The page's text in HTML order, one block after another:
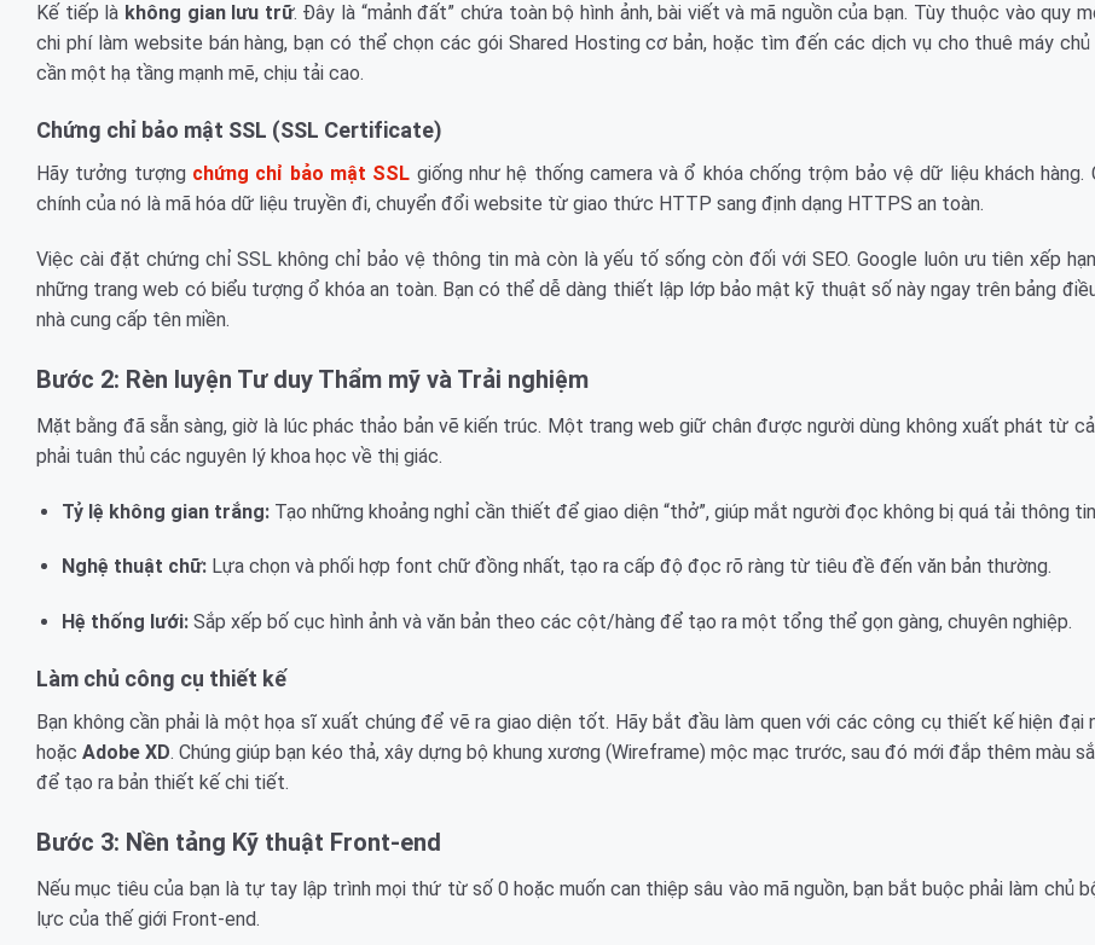
Kế tiếp là không gian lưu trữ. Đây là “mảnh đất” chứa toàn bộ hình ảnh, bài viết và mã nguồn của bạn. Tùy thuộc vào quy
chi phí làm website bán hàng, bạn có thể chọn các gói Shared Hosting cơ bản, hoặc tìm đến các dịch vụ cho thuê máy chủ
cần một hạ tầng mạnh mẽ, chịu tải cao.
Chứng chỉ bảo mật SSL (SSL Certificate)
Hãy tưởng tượng chứng chỉ bảo mật SSL giống như hệ thống camera và ổ khóa chống trộm bảo vệ dữ liệu khách hàng.
chính của nó là mã hóa dữ liệu truyền đi, chuyển đổi website từ giao thức HTTP sang định dạng HTTPS an toàn.
Việc cài đặt chứng chỉ SSL không chỉ bảo vệ thông tin mà còn là yếu tố sống còn đối với SEO. Google luôn ưu tiên xếp
những trang web có biểu tượng ổ khóa an toàn. Bạn có thể dễ dàng thiết lập lớp bảo mật kỹ thuật số này ngay trên bảng
nhà cung cấp tên miền.
Bước 2: Rèn luyện Tư duy Thẩm mỹ và Trải nghiệm
Mặt bằng đã sẵn sàng, giờ là lúc phác thảo bản vẽ kiến trúc. Một trang web giữ chân được người dùng không xuất phát từ
phải tuân thủ các nguyên lý khoa học về thị giác.
Tỷ lệ không gian trắng:Tạo những khoảng nghỉ cần thiết để giao diện “thở”, giúp mắt người đọc không bị quá tải thông
Nghệ thuật chữ:Lựa chọn và phối hợp font chữ đồng nhất, tạo ra cấp độ đọc rõ ràng từ tiêu đề đến văn bản thường.
Hệ thống lưới:Sắp xếp bố cục hình ảnh và văn bản theo các cột/hàng để tạo ra một tổng thể gọn gàng, chuyên nghiệp.
Làm chủ công cụ thiết kế
Bạn không cần phải là một họa sĩ xuất chúng để vẽ ra giao diện tốt. Hãy bắt đầu làm quen với các công cụ thiết kế hiện đại
hoặcAdobe XD. Chúng giúp bạn kéo thả, xây dựng bộ khung xương (Wireframe) mộc mạc trước, sau đó mới đắp thêm màu
để tạo ra bản thiết kế chi tiết.
Bước 3: Nền tảng Kỹ thuật Front-end
Nếu mục tiêu của bạn là tự tay lập trình mọi thứ từ số 0 hoặc muốn can thiệp sâu vào mã nguồn, bạn bắt buộc phải làm chủ
lực của thế giới Front-end.